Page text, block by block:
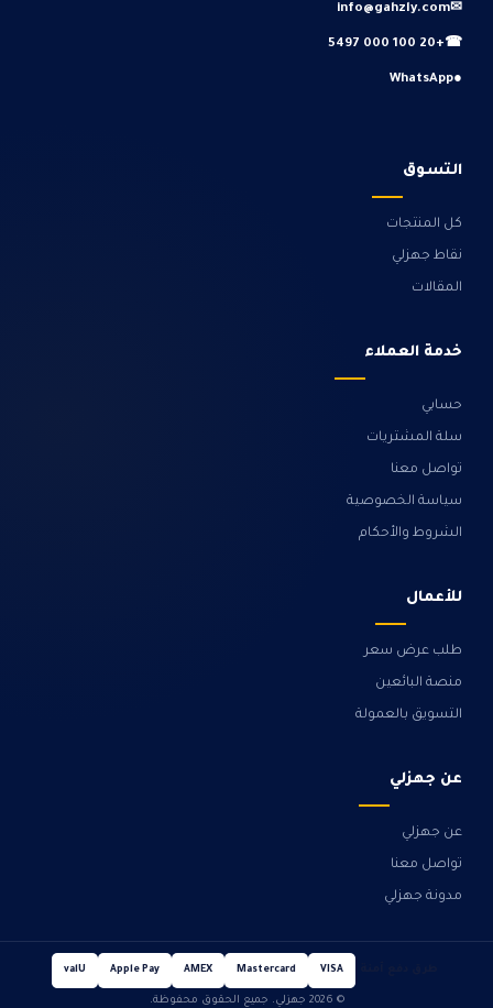
✉
info@gahzly.com
☎
+20 100 000 5497
●
WhatsApp
التسوق
كل المنتجات
نقاط جهزلي
المقالات
خدمة العملاء
حسابي
سلة المشتريات
تواصل معنا
سياسة الخصوصية
الشروط والأحكام
للأعمال
طلب عرض سعر
منصة البائعين
التسويق بالعمولة
عن جهزلي
عن جهزلي
تواصل معنا
مدونة جهزلي
VISA
Mastercard
AMEX
Apple Pay
valU
© 2026 جهزلي. جميع الحقوق محفوظة.